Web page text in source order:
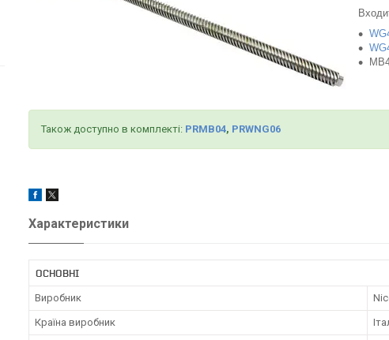
Також доступно в комплекті: PRMB04, PRWNG06
Характеристики
ОСНОВНІ
Виробник
Країна виробник